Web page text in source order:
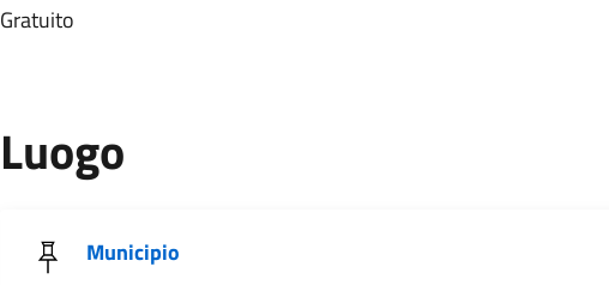
Gratuito
Luogo
Municipio